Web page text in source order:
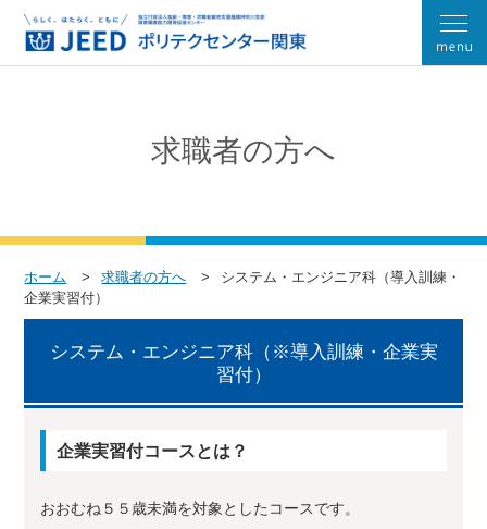
求職者の方へ
ホーム 求職者の方へ
システム・エンジニア科（導入訓練・
企業実習付）
システム・エンジニア科（※導入訓練・企業実
習付）
企業実習付コースとは？
おおむね５５歳未満を対象としたコースです。